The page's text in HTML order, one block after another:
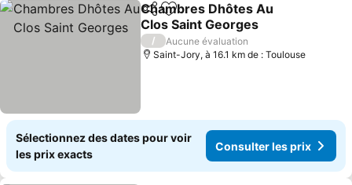
PartagerAjouter à mes favoris
Chambres Dhôtes Au
Clos Saint Georges
/
Aucune évaluation
Saint-Jory, à 16.1 km de : Toulouse
Sélectionnez des dates pour voir
les prix exacts
Consulter les prix